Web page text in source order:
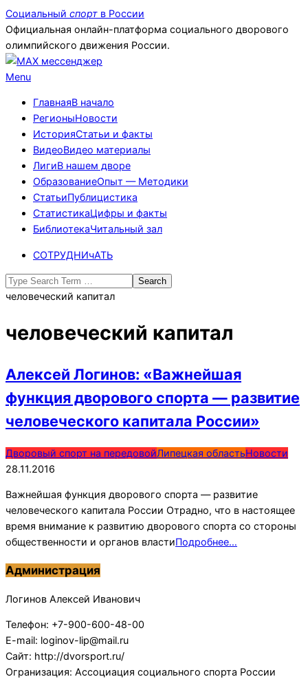
Skip
to
content
Социальный спорт в России
Официальная онлайн-платформа социального дворового
олимпийского движения России.
Primary
Menu
Menu
ГлавнаяВ начало
РегионыНовости
ИсторияСтатьи и факты
ВидеоВидео материалы
ЛигиВ нашем дворе
ОбразованиеОпыт — Методики
СтатьиПублицистика
СтатистикаЦифры и факты
БиблиотекаЧитальный зал
СОТРУДНИчАТЬ
Search
человеческий капитал
человеческий капитал
Алексей Логинов: «Важнейшая
функция дворового спорта — развитие
человеческого капитала России»
2016-
11-
Дворовый спорт на передовойЛипецкая областьНовости
28.11.2016
Важнейшая функция дворового спорта — развитие
человеческого капитала России Отрадно, что в настоящее
время внимание к развитию дворового спорта со стороны
общественности и органов властиПодробнее…
Администрация
Логинов Алексей Иванович
Телефон: +7-900-600-48-00
E-mail: loginov-lip@mail.ru
Сайт: http://dvorsport.ru/
Огранизация: Ассоциация социального спорта России